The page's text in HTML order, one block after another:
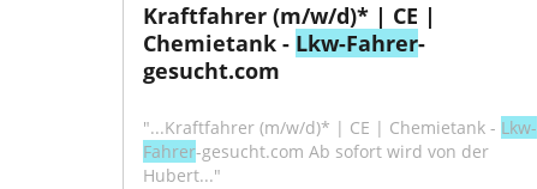
Kraftfahrer (m/w/d)* | CE |
Chemietank - Lkw-Fahrer-
gesucht.com
"...Kraftfahrer (m/w/d)* | CE | Chemietank - Lkw-
Fahrer-gesucht.com Ab sofort wird von der
Hubert..."